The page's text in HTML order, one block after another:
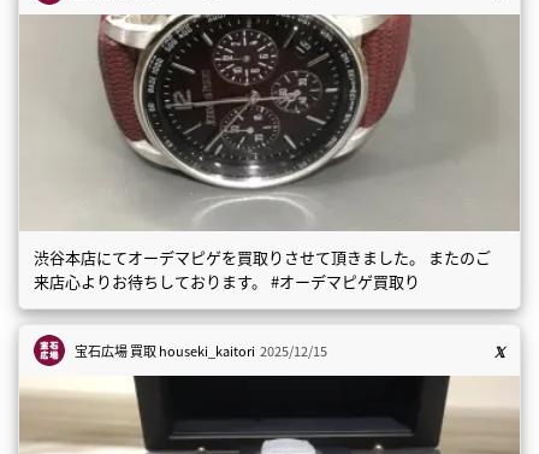
渋谷本店にてオーデマピゲを買取りさせて頂きました。 またのご
来店心よりお待ちしております。 #オーデマピゲ買取り
宝石広場 買取houseki_kaitori 2025/12/15